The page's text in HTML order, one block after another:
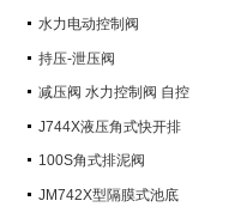
水力电动控制阀
持压-泄压阀
减压阀 水力控制阀 自控
J744X液压角式快开排
100S角式排泥阀
JM742X型隔膜式池底